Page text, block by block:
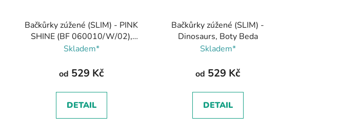
Bačkůrky zúžené (SLIM) - PINK
SHINE (BF 060010/W/02),
Boty Beda
Skladem*
od 529 Kč
DETAIL
Bačkůrky zúžené (SLIM) -
Dinosaurs, Boty Beda
Skladem*
od 529 Kč
DETAIL